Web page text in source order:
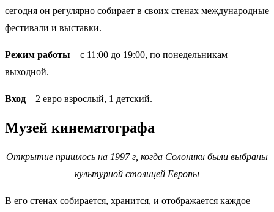
сегодня он регулярно собирает в своих стенах международные
фестивали и выставки.
Режим работы – с 11:00 до 19:00, по понедельникам
выходной.
Вход – 2 евро взрослый, 1 детский.
Музей кинематографа
Открытие пришлось на 1997 г, когда Солоники были выбраны
культурной столицей Европы
В его стенах собирается, хранится, и отображается каждое